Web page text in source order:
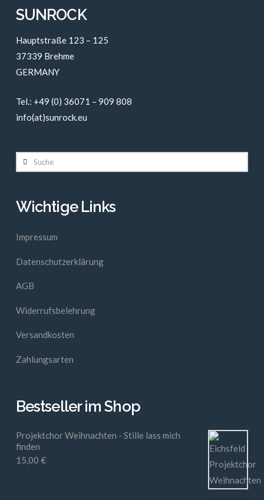
SUNROCK
Hauptstraße 123 – 125
37339 Brehme
GERMANY
Tel.: +49 (0) 36071 – 909 808
info(at)sunrock.eu
Suche
Wichtige Links
Impressum
Datenschutzerklärung
AGB
Widerrufsbelehrung
Versandkosten
Zahlungsarten
Bestseller im Shop
Projektchor Weihnachten - Stille lass mich
finden
15,00 €